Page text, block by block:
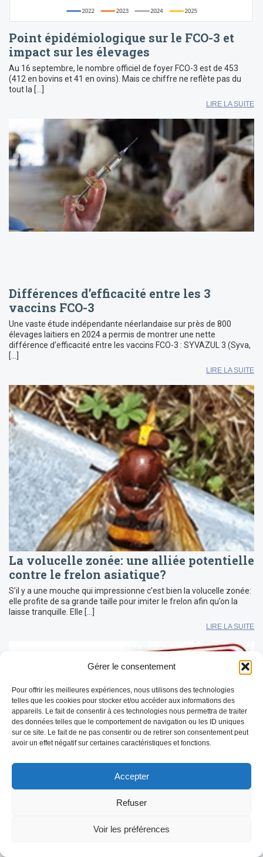
Gérer le consentement
Pour offrir les meilleures expériences, nous utilisons des technologies
telles que les cookies pour stocker et/ou accéder aux informations des
appareils. Le fait de consentir à ces technologies nous permettra de traiter
des données telles que le comportement de navigation ou les ID uniques
sur ce site. Le fait de ne pas consentir ou de retirer son consentement peut
avoir un effet négatif sur certaines caractéristiques et fonctions.
Accepter
Refuser
Voir les préférences
Point épidémiologique sur le FCO-3 et
impact sur les élevages
Au 16 septembre, le nombre officiel de foyer FCO-3 est de 453
(412 en bovins et 41 en ovins). Mais ce chiffre ne reflète pas du
tout la […]
LIRE LA SUITE
Différences d’efficacité entre les 3
vaccins FCO-3
Une vaste étude indépendante néerlandaise sur près de 800
élevages laitiers en 2024 a permis de montrer une nette
différence d’efficacité entre les vaccins FCO-3 : SYVAZUL 3 (Syva,
[…]
LIRE LA SUITE
La volucelle zonée: une alliée potentielle
contre le frelon asiatique?
S’il y a une mouche qui impressionne c’est bien la volucelle zonée:
elle profite de sa grande taille pour imiter le frelon afin qu’on la
laisse tranquille. Elle […]
LIRE LA SUITE
désormais concerne l’ensemble du